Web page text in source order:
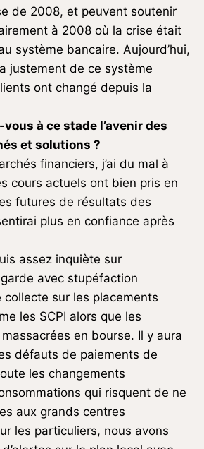
de 2008, et peuvent soutenir
à 2008 où la crise était
système bancaire. Aujourd’hui,
justement de ce système
ont changé depuis la
à ce stade l’avenir des
et solutions ?
financiers, j’ai du mal à
cours actuels ont bien pris en
futures de résultats des
plus en confiance après
assez inquiète sur
avec stupéfaction
collecte sur les placements
les SCPI alors que les
en bourse. Il y aura
défauts de paiements de
les changements
qui risquent de ne
aux grands centres
les particuliers, nous avons